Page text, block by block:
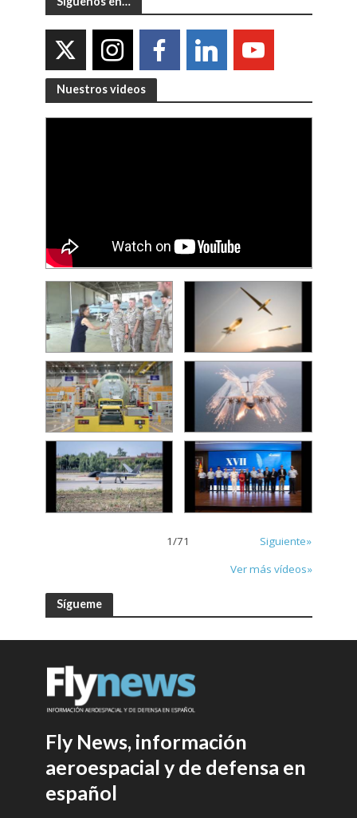
Nuestros videos
1/71
Siguiente»
Ver más vídeos»
Sígueme
Fly News, información
aeroespacial y de defensa en
español